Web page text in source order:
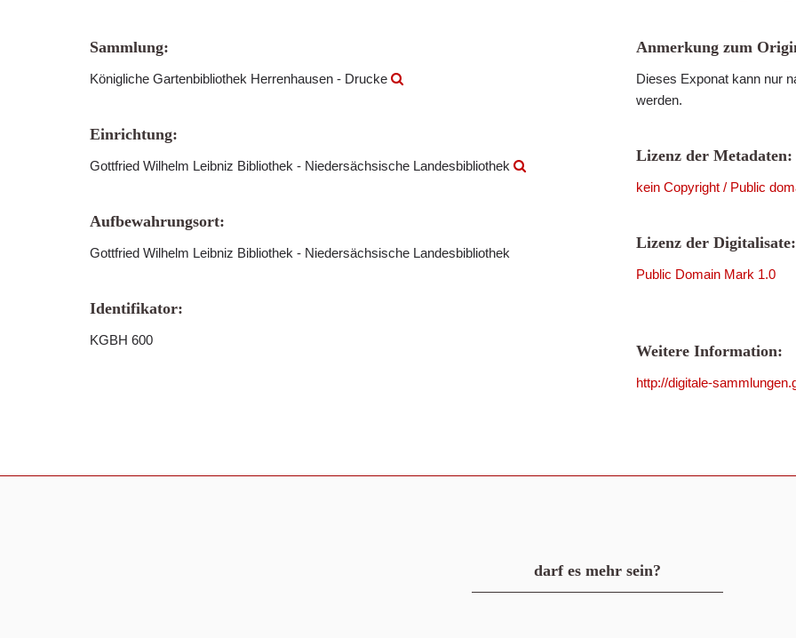
Sammlung:
Königliche Gartenbibliothek Herrenhausen - Drucke
Einrichtung:
Gottfried Wilhelm Leibniz Bibliothek - Niedersächsische Landesbibliothek
Aufbewahrungsort:
Gottfried Wilhelm Leibniz Bibliothek - Niedersächsische Landesbibliothek
Identifikator:
KGBH 600
Anmerkung zum
Dieses Exponat kann nur
werden.
Lizenz der Metadaten:
kein Copyright / Public
Lizenz der Digitalisate:
Public Domain Mark 1.0
Weitere Information:
http://digitale-
darf es mehr sein?